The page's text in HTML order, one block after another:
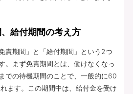
給付期間の考え方
責期間」と「給付期間」という2つ
。まず免責期間とは、働けなくなっ
での待機期間のことで、一般的に60
ます。この期間中は、給付金を受け